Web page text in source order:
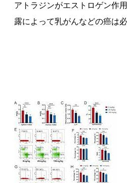
アトラジンがエストロゲン作
露によって乳がんなどの癌は必